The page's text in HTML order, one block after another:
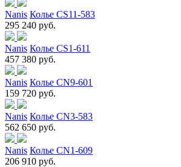
Nanis Колье CS11-583
295 240 руб.
Nanis Колье CS1-611
457 380 руб.
Nanis Колье CN9-601
159 720 руб.
Nanis Колье CN3-583
562 650 руб.
Nanis Колье CN1-609
206 910 руб.